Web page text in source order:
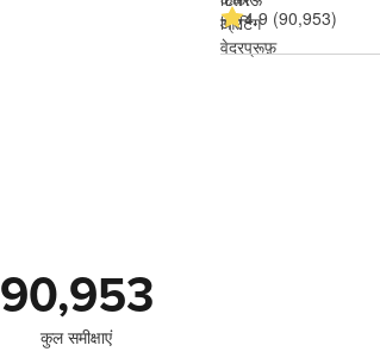
4.9 (90,953)
90,953
कुल समीक्षाएं